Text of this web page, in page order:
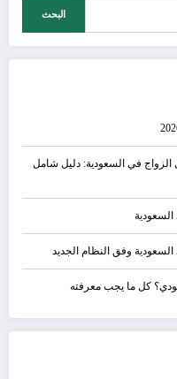
البحث
الزواج في السعودية: دليل شامل
السعودية وفق النظام الجديد
كل ما يجب معرفته